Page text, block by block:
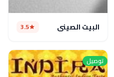
البيت الصيني 3.5
توصيل